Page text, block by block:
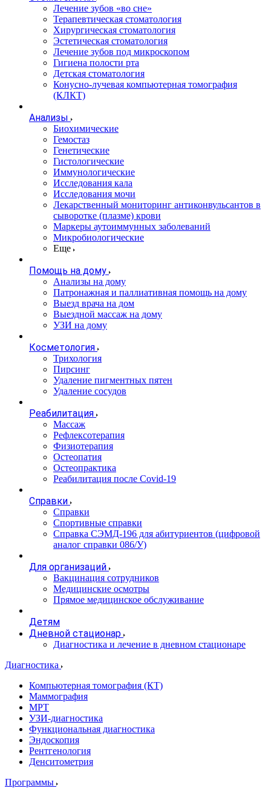
Лечение зубов «во сне»
Терапевтическая стоматология
Хирургическая стоматология
Эстетическая стоматология
Лечение зубов под микроскопом
Гигиена полости рта
Детская стоматология
Конусно-лучевая компьютерная томография
(КЛКТ)
Анализы
Биохимические
Гемостаз
Генетические
Гистологические
Иммунологические
Исследования кала
Исследования мочи
Лекарственный мониторинг антиконвульсантов в
сыворотке (плазме) крови
Маркеры аутоиммунных заболеваний
Микробиологические
Еще
Помощь на дому
Анализы на дому
Патронажная и паллиативная помощь на дому
Выезд врача на дом
Выездной массаж на дому
УЗИ на дому
Косметология
Трихология
Пирсинг
Удаление пигментных пятен
Удаление сосудов
Реабилитация
Массаж
Рефлексотерапия
Физиотерапия
Остеопатия
Остеопрактика
Реабилитация после Covid-19
Справки
Справки
Спортивные справки
Справка СЭМД‑196 для абитуриентов (цифровой
аналог справки 086/У)
Для организаций
Вакцинация сотрудников
Медицинские осмотры
Прямое медицинское обслуживание
Детям
Дневной стационар
Диагностика и лечение в дневном стационаре
Диагностика
Компьютерная томография (КТ)
Маммография
МРТ
УЗИ-диагностика
Функциональная диагностика
Эндоскопия
Рентгенология
Денситометрия
Программы